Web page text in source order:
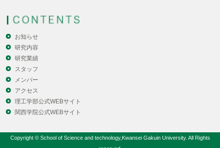
お知らせ
研究内容
研究業績
スタッフ
メンバー
アクセス
理工学部公式WEBサイト
関西学院公式WEBサイト
Copyright © School of Science and technology,Kwansei Gakuin University. All Rights